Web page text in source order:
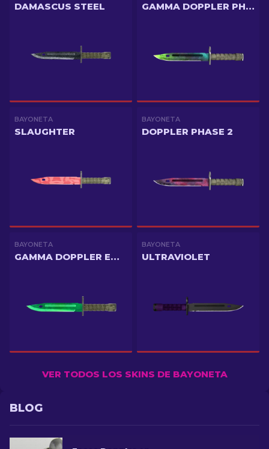
DAMASCUS STEEL GAMMA DOPPLER PHASE 4
BAYONETA
SLAUGHTER
BAYONETA
DOPPLER PHASE 2
BAYONETA
GAMMA DOPPLER EMERALD
BAYONETA
ULTRAVIOLET
VER TODOS LOS SKINS DE BAYONETA
BLOG